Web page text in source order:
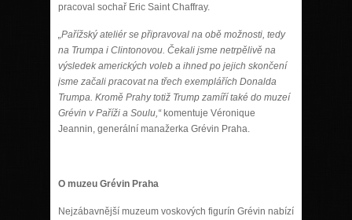
pracoval sochař Eric Saint Chaffray.
„Pařížský ateliér se připravoval na obě možnosti, tedy
na Trumpa i Clintonovou. Čekali jsme netrpělivě na
výsledek amerických voleb a ihned po jejich skončení
jsme začali pracovat na třech exemplářích Donalda
Trumpa. Kromě Prahy totiž Trump zamíří také do muzeí
Grévin v Paříži a Soulu,“komentuje Véronique
Jeannin, generální manažerka Grévin Praha.
O muzeu Grévin Praha
Nejzábavnější muzeum voskových figurín Grévin nabízí